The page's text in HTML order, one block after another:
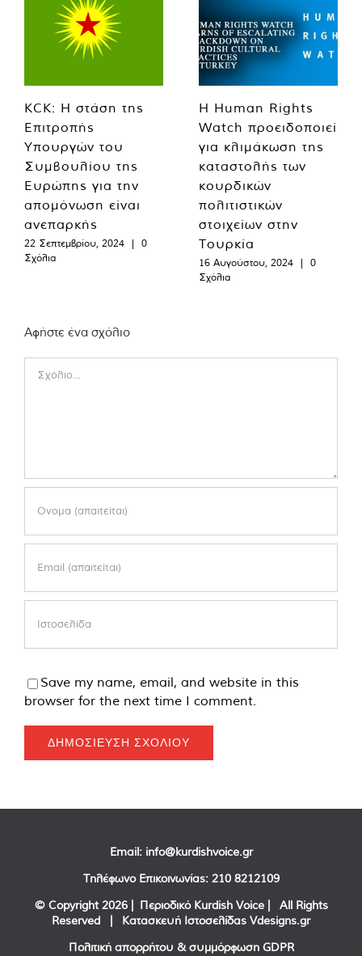
KCK: Η στάση της
Επιτροπής
Υπουργών του
Συμβουλίου της
Ευρώπης για την
απομόνωση είναι
ανεπαρκής
22 Σεπτεμβρίου, 2024 |
0
Σχόλια
Η Human Rights
Watch προειδοποιεί
για κλιμάκωση της
καταστολής των
κουρδικών
πολιτιστικών
στοιχείων στην
Τουρκία
16 Αυγούστου, 2024 |
0
Σχόλια
Αφήστε ένα σχόλιο
Save my name, email, and website in this
browser for the next time I comment.
Email: info@kurdishvoice.gr
Τηλέφωνο Επικοινωνίας: 210 8212109
© Copyright 2026 | Περιοδικό Kurdish Voice | All Rights
Reserved | Κατασκευή Ιστοσελίδας Vdesigns.gr
Πολιτική απορρήτου & συμμόρφωση GDPR